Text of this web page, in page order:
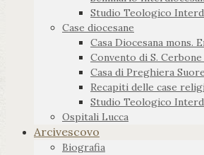
Studio Teologico
Case diocesane
Casa Diocesana mons.
Convento di S.
Casa di Preghiera
Recapiti delle case
Studio Teologico
Ospitali Lucca
Arcivescovo
Biografia